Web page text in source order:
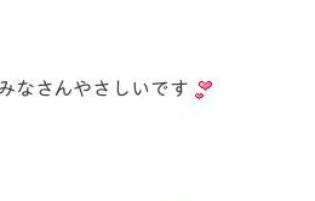
なさんやさしいです